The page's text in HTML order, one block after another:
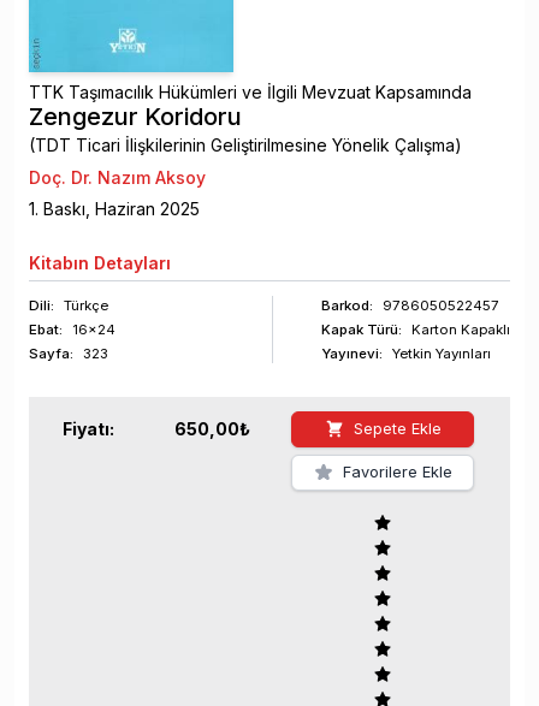
TTK Taşımacılık Hükümleri ve İlgili Mevzuat Kapsamında
Zengezur Koridoru
(TDT Ticari İlişkilerinin Geliştirilmesine Yönelik Çalışma)
Doç. Dr. Nazım Aksoy
1. Baskı, Haziran 2025
Kitabın Detayları
Dili:
Türkçe
Ebat:
16x24
Sayfa: 323
Barkod:
9786050522457
Kapak Türü:
Karton Kapaklı
Yayınevi:
Yetkin Yayınları
Fiyatı: 650,00₺ Sepete Ekle
Favorilere Ekle